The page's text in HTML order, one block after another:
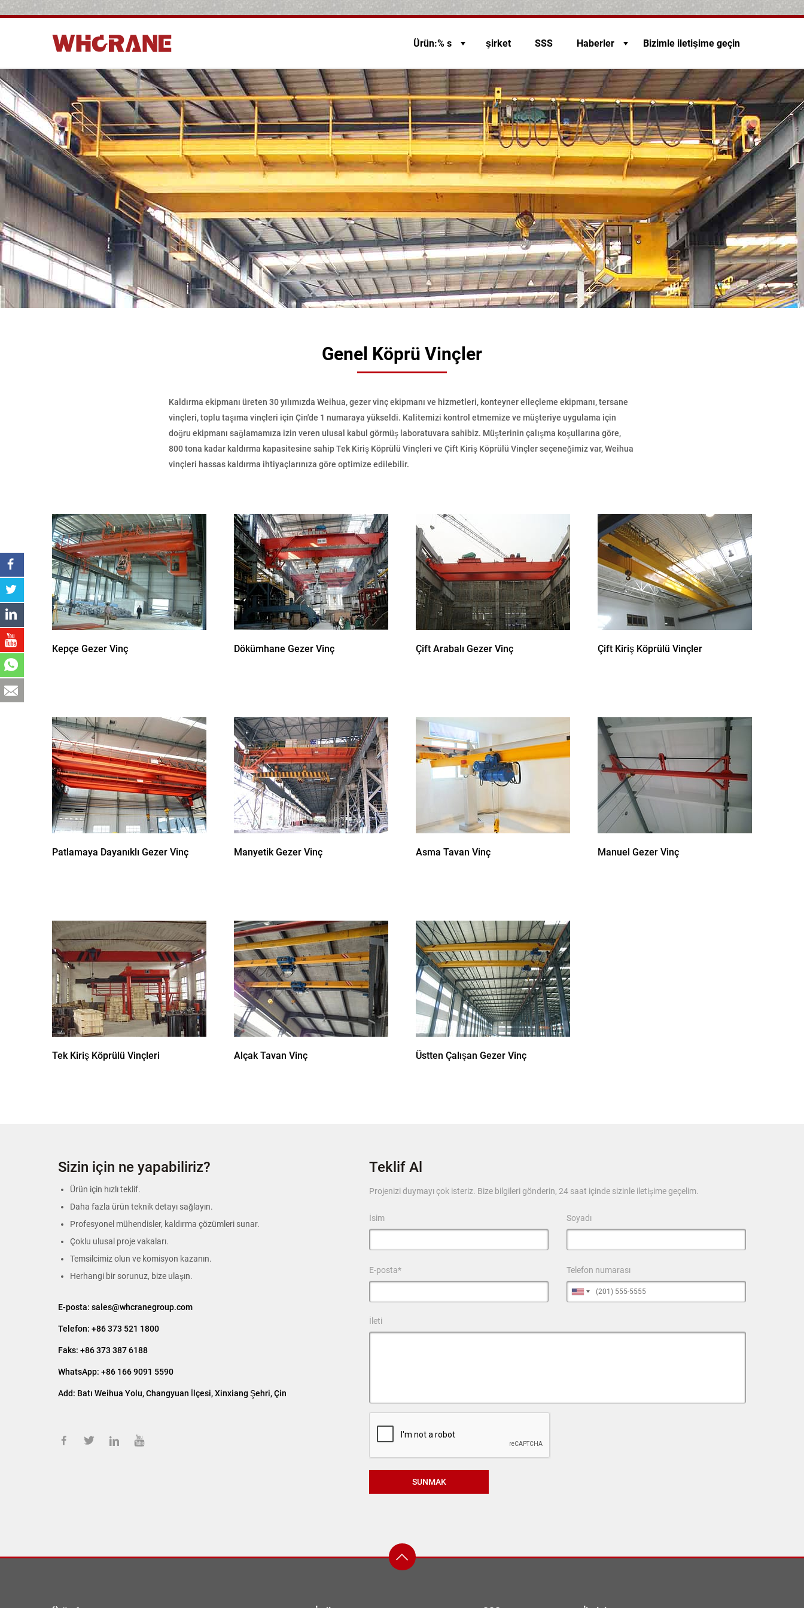
Ürün:% s şirket SSS Haberler Bizimle iletişime geçin
Genel Köprü Vinçler
Kaldırma ekipmanı üreten 30 yılımızda Weihua, gezer vinç ekipmanı ve hizmetleri, konteyner elleçleme ekipmanı, tersane
vinçleri, toplu taşıma vinçleri için Çin'de 1 numaraya yükseldi. Kalitemizi kontrol etmemize ve müşteriye uygulama için
doğru ekipmanı sağlamamıza izin veren ulusal kabul görmüş laboratuvara sahibiz. Müşterinin çalışma koşullarına göre,
800 tona kadar kaldırma kapasitesine sahip Tek Kiriş Köprülü Vinçleri ve Çift Kiriş Köprülü Vinçler seçeneğimiz var, Weihua
vinçleri hassas kaldırma ihtiyaçlarınıza göre optimize edilebilir.
Kepçe Gezer Vinç Dökümhane Gezer Vinç Çift Arabalı Gezer Vinç Çift Kiriş Köprülü Vinçler
Patlamaya Dayanıklı Gezer Vinç Manyetik Gezer Vinç Asma Tavan Vinç Manuel Gezer Vinç
Tek Kiriş Köprülü Vinçleri Alçak Tavan Vinç Üstten Çalışan Gezer Vinç
Sizin için ne yapabiliriz?
Ürün için hızlı teklif.
Daha fazla ürün teknik detayı sağlayın.
Profesyonel mühendisler, kaldırma çözümleri sunar.
Çoklu ulusal proje vakaları.
Temsilcimiz olun ve komisyon kazanın.
Herhangi bir sorunuz, bize ulaşın.
E-posta: sales@whcranegroup.com
Telefon: +86 373 521 1800
Faks: +86 373 387 6188
WhatsApp: +86 166 9091 5590
Add: Batı Weihua Yolu, Changyuan İlçesi, Xinxiang Şehri, Çin
Teklif Al
Projenizi duymayı çok isteriz. Bize bilgileri gönderin, 24 saat içinde sizinle iletişime geçelim.
İsim Soyadı
E-posta* Telefon numarası
İleti